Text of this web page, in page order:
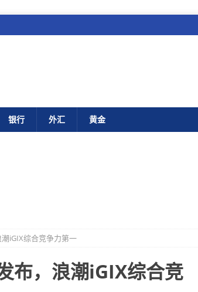
银行 外汇 黄金
iGIX综合竞争力第一
布，浪潮iGIX综合竞